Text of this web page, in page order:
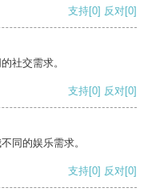
支持[0] 反对[0]
社交需求。
支持[0] 反对[0]
同的娱乐需求。
支持[0] 反对[0]